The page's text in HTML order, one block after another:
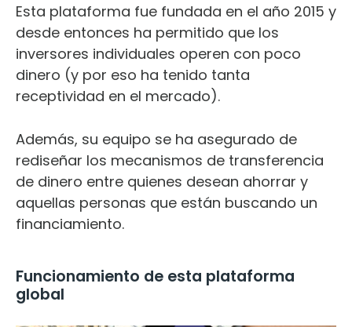
Esta plataforma fue fundada en el año 2015 y
desde entonces ha permitido que los
inversores individuales operen con poco
dinero (y por eso ha tenido tanta
receptividad en el mercado).
Además, su equipo se ha asegurado de
rediseñar los mecanismos de transferencia
de dinero entre quienes desean ahorrar y
aquellas personas que están buscando un
financiamiento.
Funcionamiento de esta plataforma
global